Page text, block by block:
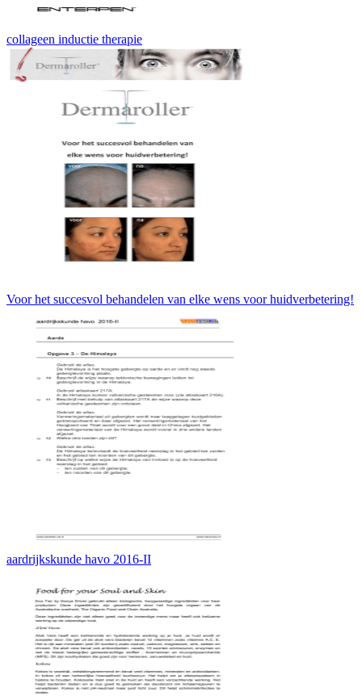
collageen inductie therapie
Voor het succesvol behandelen van elke wens voor huidverbetering!
aardrijkskunde havo 2016-II